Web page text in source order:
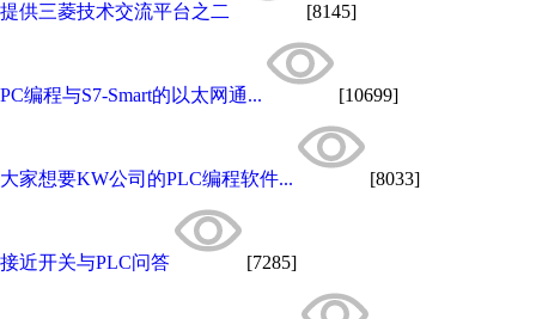
提供三菱技术交流平台之二 [8145]
PC编程与S7-Smart的以太网通... [10699]
大家想要KW公司的PLC编程软件... [8033]
接近开关与PLC问答 [7285]